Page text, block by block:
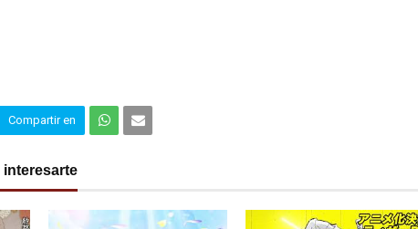
Compartir en
en por
interesarte